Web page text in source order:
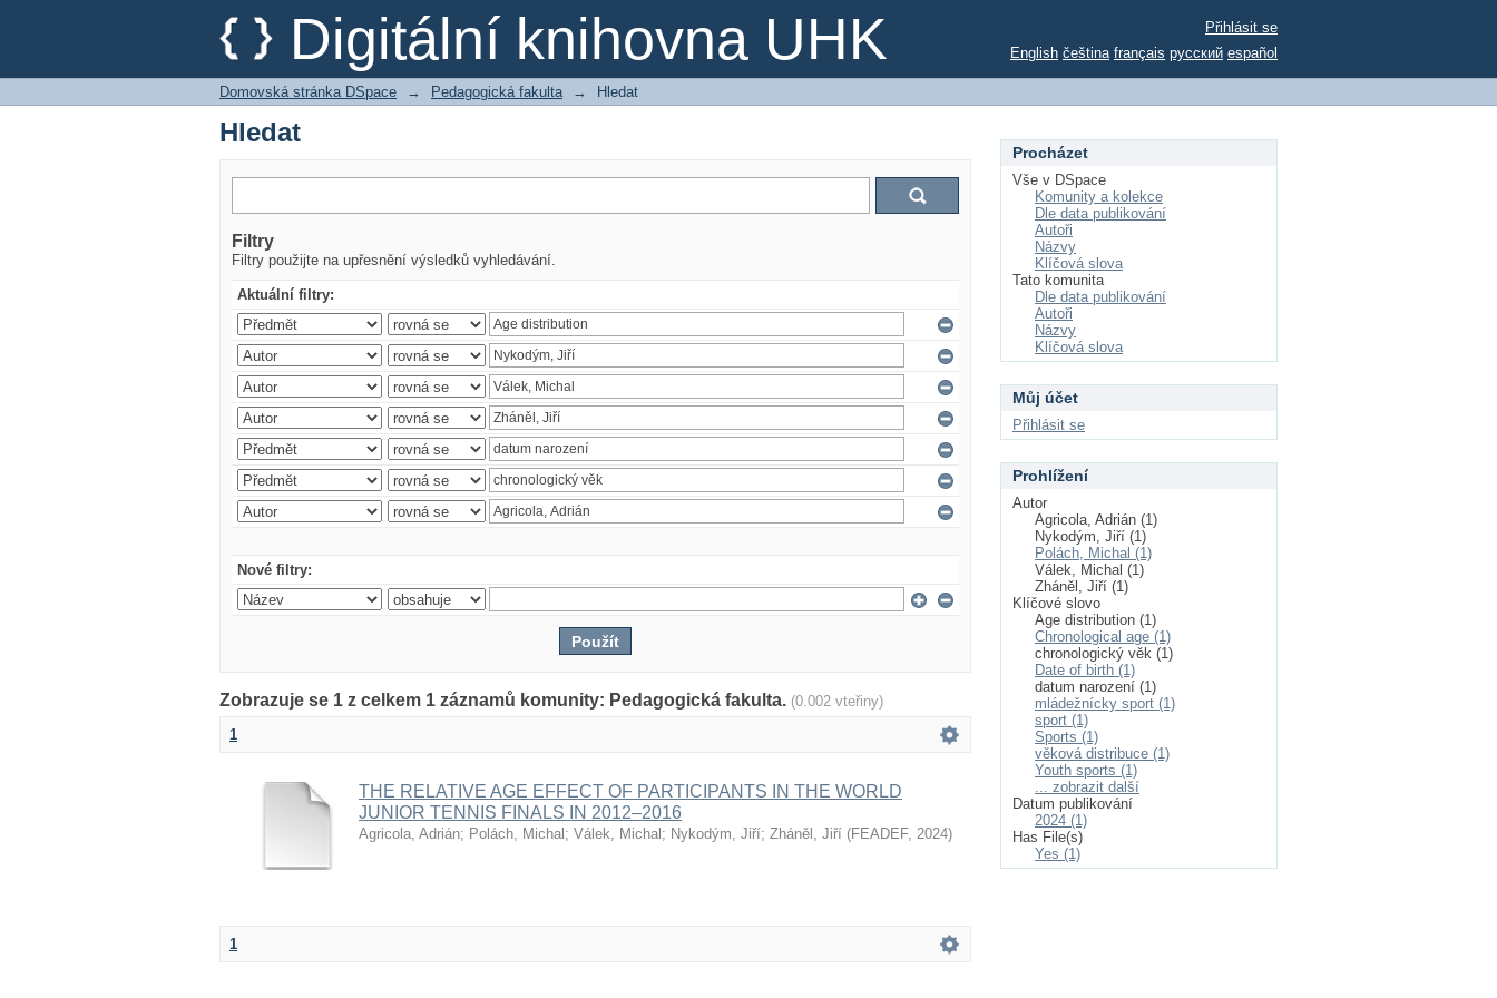
Digitální knihovna UHK
Hledat
Přihlásit se
English čeština français русский español
Domovská stránka DSpace → Pedagogická fakulta → Hledat
Hledat
Filtry
Filtry použijte na upřesnění výsledků vyhledávání.
Aktuální filtry:
Nové filtry:
Zobrazuje se 1 z celkem 1 záznamů komunity: Pedagogická fakulta. (0.002 vteřiny)
1
THE RELATIVE AGE EFFECT OF PARTICIPANTS IN THE WORLD
JUNIOR TENNIS FINALS IN 2012–2016
Agricola, Adrián; Polách, Michal ; Válek, Michal ; Nykodým, Jiří; Zháněl, Jiří (FEADEF, 2024)
1
Procházet
Vše v DSpace
Komunity a kolekce
Dle data publikování
Autoři
Názvy
Klíčová slova
Tato komunita
Dle data publikování
Autoři
Názvy
Klíčová slova
Můj účet
Přihlásit se
Prohlížení
Autor
Agricola, Adrián (1)
Nykodým, Jiří (1)
Polách, Michal (1)
Válek, Michal (1)
Zháněl, Jiří (1)
Klíčové slovo
Age distribution (1)
Chronological age (1)
chronologický věk (1)
Date of birth (1)
datum narození (1)
mládežnícky sport (1)
sport (1)
Sports (1)
věková distribuce (1)
Youth sports (1)
... zobrazit další
Datum publikování
2024 (1)
Has File(s)
Yes (1)